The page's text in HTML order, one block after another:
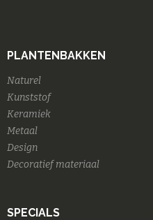
PLANTENBAKKEN
Naturel
Kunststof
Keramiek
Metaal
Design
Decoratief materiaal
SPECIALS